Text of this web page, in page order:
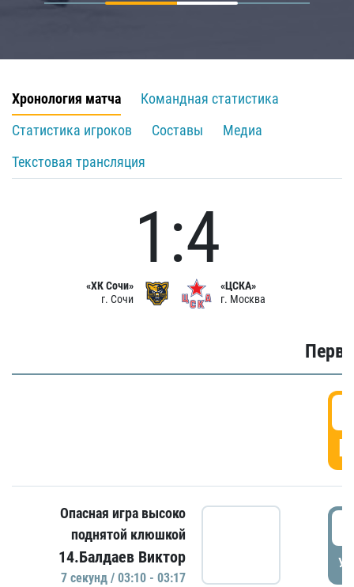
Хронология матча
Командная статистика
Статистика игроков
Составы
Медиа
Текстовая трансляция
«ХК Сочи»
г. Сочи
1:4
«ЦСКА»
г. Москва
Опасная игра высоко
поднятой клюшкой
14.Балдаев Виктор
7 секунд / 03:10 - 03:17